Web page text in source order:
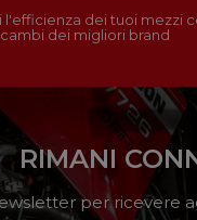
l'efficienza dei tuoi mezzi
dei migliori brand
RIMANI
per ricevere